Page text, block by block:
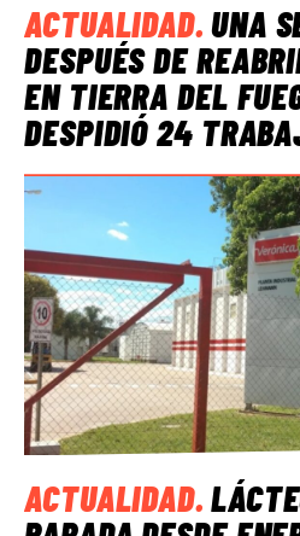
ACTUALIDAD.UNA
DESPUÉS DE
EN TIERRA DEL
DESPIDIÓ 24
ACTUALIDAD.